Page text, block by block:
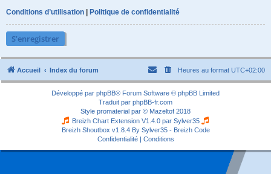
Conditions d’utilisation | Politique de confidentialité
S’enregistrer
Accueil Index du forum Heures au format UTC+02:00
Développé par phpBB® Forum Software © phpBB Limited
Traduit par phpBB-fr.com
Style promaterial par © Mazeltof 2018
Breizh Chart Extension V1.4.0 par Sylver35
Breizh Shoutbox v1.8.4 By Sylver35 - Breizh Code
Confidentialité| Conditions